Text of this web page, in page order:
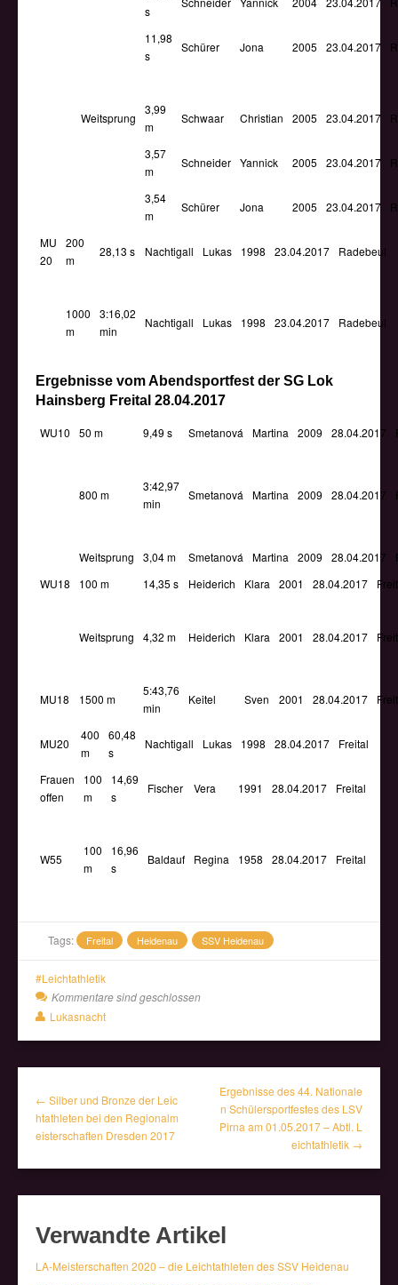
s
11,98
s
Schürer Jona 2005 23.04.2017
Weitsprung
3,99
m
Schwaar Christian 2005 23.04.2017
3,57
m
Schneider Yannick 2005 23.04.2017
3,54
m
Schürer Jona 2005 23.04.2017
MU
20
200
m
28,13 s Nachtigall Lukas 1998 23.04.2017 Radebeul
1000
m
3:16,02
min
Nachtigall Lukas 1998 23.04.2017 Radebeul
Ergebnisse vom Abendsportfest der SG Lok
Hainsberg Freital 28.04.2017
WU10 50 m 9,49 s Smetanová Martina 2009 28.04.2017
800 m
3:42,97
min
Smetanová Martina 2009 28.04.2017
Weitsprung 3,04 m Smetanová Martina 2009 28.04.2017
WU18
100 m 14,35 s Heiderich Klara 2001 28.04.2017
Weitsprung 4,32 m Heiderich Klara 2001 28.04.2017
MU18 1500 m
5:43,76
min
Keitel Sven 2001 28.04.2017
MU20
400
m
60,48
s
Nachtigall Lukas 1998 28.04.2017 Freital
Frauen
offen
100
m
14,69
s
Fischer Vera 1991 28.04.2017 Freital
W55
100
m
16,96
s
Baldauf Regina 1958 28.04.2017 Freital
Tags: Freital Heidenau SSV Heidenau
Leichtathletik
Kommentare sind geschlossen
Lukasnacht
← Silber und Bronze der Leic
htathleten bei den Regionalm
eisterschaften Dresden 2017
Ergebnisse des 44. Nationale
n Schülersportfestes des LSV
Pirna am 01.05.2017 – Abtl. L
eichtathletik →
Verwandte Artikel
LA-Meisterschaften 2020 – die Leichtathleten des SSV Heidenau